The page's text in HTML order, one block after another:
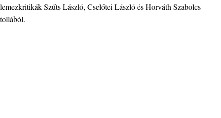
lemezkritikák Szűts László, Cselőtei László és Horváth Szabolcs
tollából.